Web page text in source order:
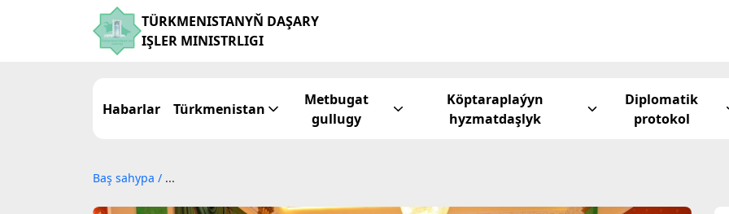
TÜRKMENISTANYŇ DAŞARY
IŞLER MINISTRLIGI
Habarlar Türkmenistan
Metbugat
gullugy
Köptaraplaýyn
hyzmatdaşlyk
Diplomatik
protokol
Baş sahypa / ...